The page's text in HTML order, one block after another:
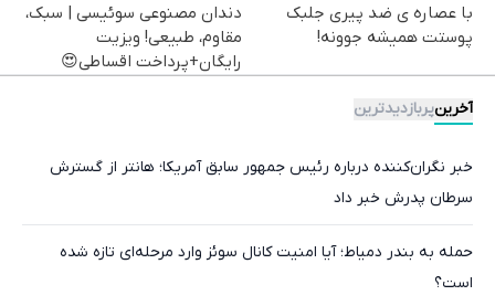
با عصاره ی ضد پیری جلبک
پوستت همیشه جوونه!
دندان مصنوعی سوئیسی | سبک،
مقاوم، طبیعی! ویزیت
رایگان+پرداخت اقساطی😍
آخرینپربازدیدترین
خبر نگران‌کننده درباره رئیس جمهور سابق آمریکا؛ هانتر از گسترش
سرطان پدرش خبر داد
حمله به بندر دمیاط؛ آیا امنیت کانال سوئز وارد مرحله‌ای تازه شده
است؟